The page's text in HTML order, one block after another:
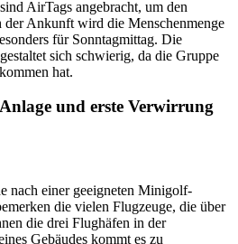
AirTags angebracht, um den
der Ankunft wird die Menschenmenge
für Sonntagmittag. Die
sich schwierig, da die Gruppe
hat.
und erste Verwirrung
nach einer geeigneten Minigolf-
die vielen Flugzeuge, die über
die drei Flughäfen in der
Gebäudes kommt es zu